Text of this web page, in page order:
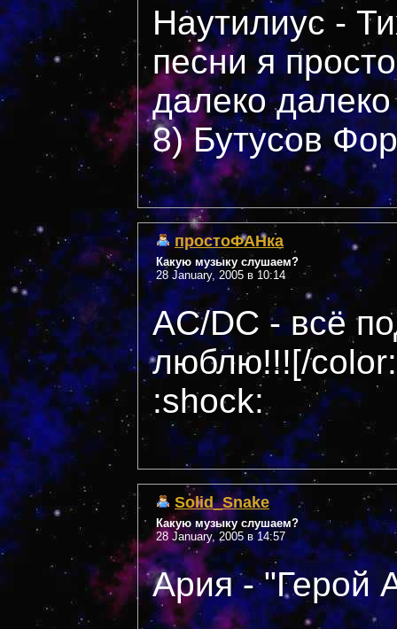
Наутилиус -
песни я
далеко
8) Бутусов
простоФАНка
Какую музыку слушаем?
28 January, 2005 в 10:14
AC/DC - всё
люблю!!![/
:shock:
Solid_Snake
Какую музыку слушаем?
28 January, 2005 в 14:57
Ария - "Герой